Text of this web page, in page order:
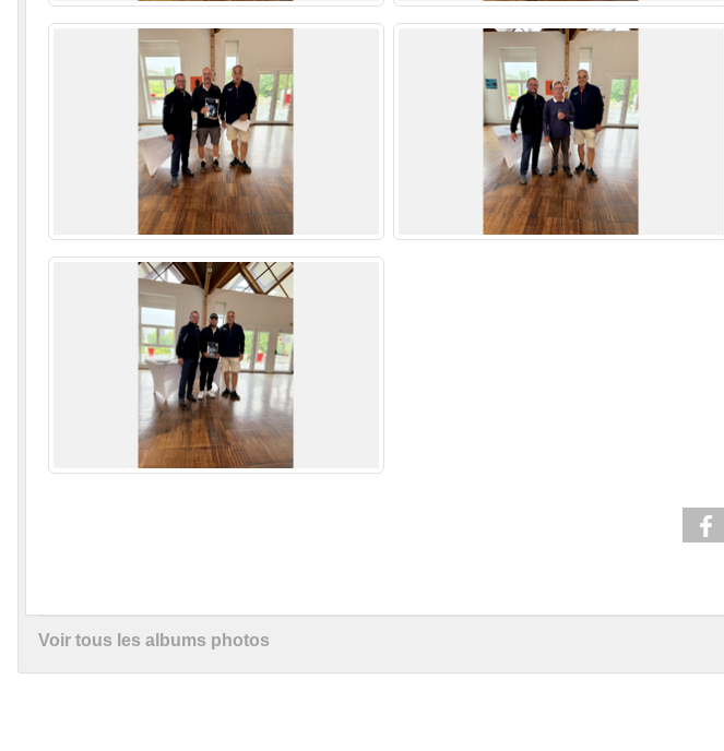
Voir tous les albums photos